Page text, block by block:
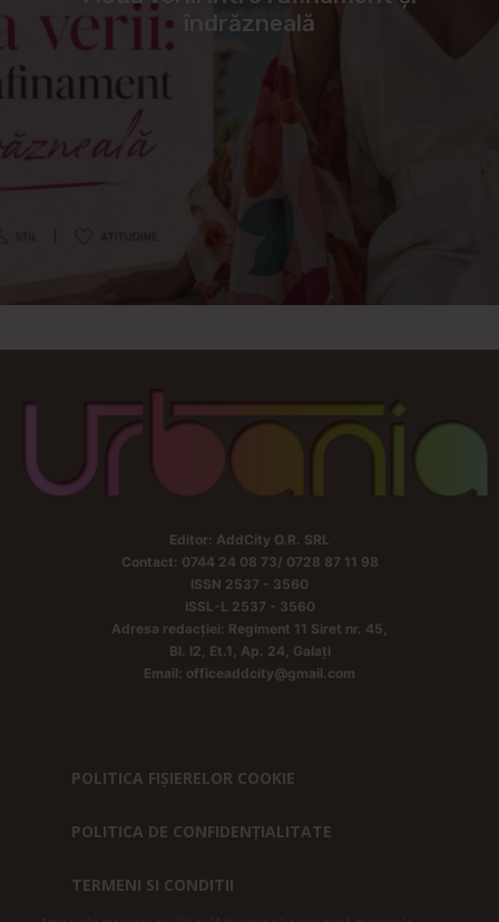
îndrăzneală
Editor: AddCity O.R. SRL
Contact: 0744 24 08 73/ 0728 87 11 98
ISSN 2537 - 3560
ISSL-L 2537 - 3560
Adresa redacției: Regiment 11 Siret nr. 45,
Bl. I2, Et.1, Ap. 24, Galați
Email: officeaddcity@gmail.com
POLITICA FIȘIERELOR COOKIE
POLITICA DE CONFIDENȚIALITATE
TERMENI SI CONDITII